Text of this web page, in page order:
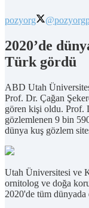
pozyorg @pozyorg
2020’de
Türk gördü
ABD Utah
Prof. Dr. Çağan
gören kişi oldu. Prof.
gözlemlenen 9 bin
dünya kuş gözlem
Utah Üniversitesi ve
ornitolog ve doğa
2020'de tüm